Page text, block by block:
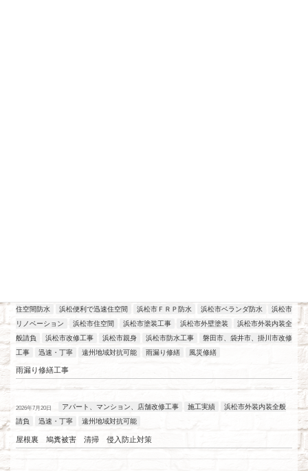
住空間防水
浜松便利で迅速住空間 浜松市ＦＲＰ防水 浜松市ベランダ防水
浜松市
リノベーション
浜松市住空間 浜松市塗装工事 浜松市外壁塗装
浜松市外装内装全
般請負
浜松市改修工事 浜松市親身 浜松市防水工事
磐田市、袋井市、掛川市改修
工事
迅速・丁寧 遠州地域対抗可能 雨漏り修繕 風災修繕
雨漏り修繕工事
2026年7月20日 アパート、マンション、店舗改修工事 施工実績
浜松市外装内装全般
請負
迅速・丁寧 遠州地域対抗可能
屋根裏 鳩糞被害 清掃 侵入防止対策